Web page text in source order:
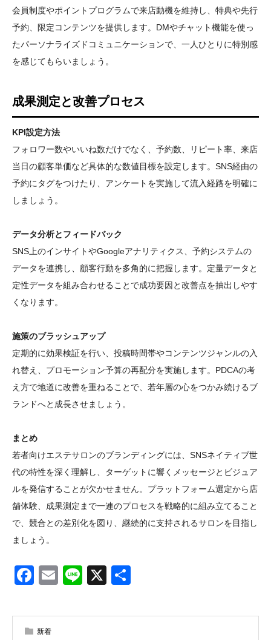
会員制度やポイントプログラムで来店動機を維持し、特典や先行
予約、限定コンテンツを提供します。DMやチャット機能を使っ
たパーソナライズドコミュニケーションで、一人ひとりに特別感
を感じてもらいましょう。
成果測定と改善プロセス
KPI設定方法
フォロワー数やいいね数だけでなく、予約数、リピート率、来店
当日の顧客単価など具体的な数値目標を設定します。SNS経由の
予約にタグをつけたり、アンケートを実施して流入経路を明確に
しましょう。
データ分析とフィードバック
SNS上のインサイトやGoogleアナリティクス、予約システムの
データを連携し、顧客行動を多角的に把握します。定量データと
定性データを組み合わせることで成功要因と改善点を抽出しやす
くなります。
施策のブラッシュアップ
定期的に効果検証を行い、投稿時間帯やコンテンツジャンルの入
れ替え、プロモーション予算の再配分を実施します。PDCAの考
え方で地道に改善を重ねることで、若年層の心をつかみ続けるブ
ランドへと成長させましょう。
まとめ
若者向けエステサロンのブランディングには、SNSネイティブ世
代の特性を深く理解し、ターゲットに響くメッセージとビジュア
ルを発信することが欠かせません。プラットフォーム選定から店
舗体験、成果測定まで一連のプロセスを戦略的に組み立てること
で、競合との差別化を図り、継続的に支持されるサロンを目指し
ましょう。
Facebook
EmailLine
X
新着